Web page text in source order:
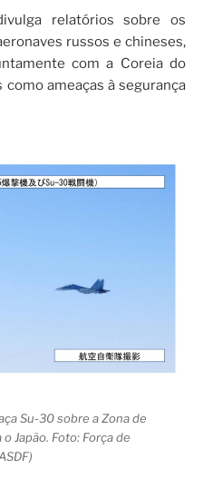
relatórios sobre os
russos e chineses,
com a Coreia do
ameaças à segurança
Su-30 sobre a Zona de
Japão. Foto: Força de